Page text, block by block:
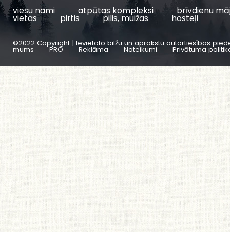
viesu nami atpūtas kompleksi brīvdienu
vietas pirtis pilis, muižas hosteļi
©2022 Copyright | Ievietoto bilžu un aprakstu autortiesības
mums PRO Reklāma Noteikumi Privātuma